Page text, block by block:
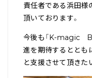
責任者である浜田様
頂いております。
今後も「K-magic
進を期待するととも
と支援させて頂きた